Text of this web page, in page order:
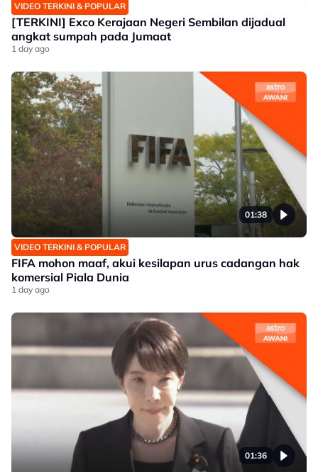
VIDEO TERKINI & POPULAR
[TERKINI] Exco Kerajaan Negeri Sembilan dijadual
angkat sumpah pada Jumaat
1 day ago
01:38
VIDEO TERKINI & POPULAR
FIFA mohon maaf, akui kesilapan urus cadangan hak
komersial Piala Dunia
1 day ago
01:36